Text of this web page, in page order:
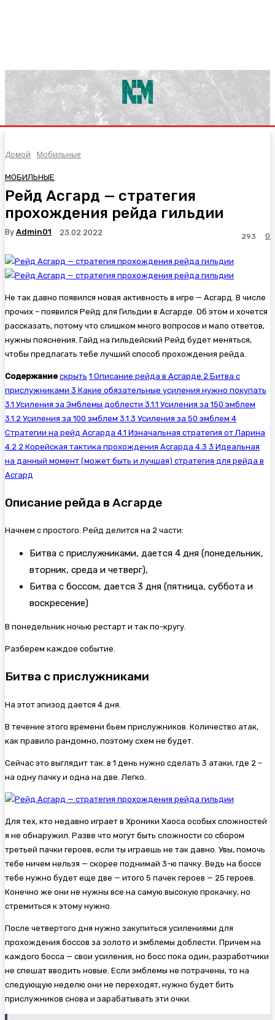
Домой Мобильные
МОБИЛЬНЫЕ
Рейд Асгард — стратегия
прохождения рейда гильдии
By Admin01 23.02.2022 0
293
Не так давно появился новая активность в игре — Асгард. В числе
прочих – появился Рейд для Гильдии в Асгарде. Об этом и хочется
рассказать, потому что слишком много вопросов и мало ответов,
нужны пояснения. Гайд на гильдейский Рейд будет меняться,
чтобы предлагать тебе лучший способ прохождения рейда.
Содержание скрыть 1 Описание рейда в Асгарде 2 Битва с
прислужниками 3 Какие обязательные усиления нужно покупать
3.1 Усиления за Эмблемы доблести 3.1.1 Усиления за 150 эмблем
3.1.2 Усиления за 100 эмблем 3.1.3 Усиления за 50 эмблем 4
Стратегии на рейд Асгарда 4.1 Изначальная стратегия от Ларина
4.2 2 Корейская тактика прохождения Асгарда 4.3 3 Идеальная
на данный момент (может быть и лучшая) стратегия для рейда в
Асгард
Описание рейда в Асгарде
Начнем с простого. Рейд делится на 2 части:
Битва с прислужниками, дается 4 дня (понедельник,
вторник, среда и четверг),
Битва с боссом, дается 3 дня (пятница, суббота и
воскресение)
В понедельник ночью рестарт и так по-кругу.
Разберем каждое событие.
Битва с прислужниками
На этот эпизод дается 4 дня.
В течение этого времени бьем прислужников. Количество атак,
как правило рандомно, поэтому схем не будет.
Сейчас это выглядит так: в 1 день нужно сделать 3 атаки, где 2 –
на одну пачку и одна на две. Легко.
Для тех, кто недавно играет в Хроники Хаоса особых сложностей
я не обнаружил. Разве что могут быть сложности со сбором
третьей пачки героев, если ты играешь не так давно. Увы, помочь
тебе ничем нельзя — скорее поднимай 3-ю пачку. Ведь на боссе
тебе нужно будет еще две — итого 5 пачек героев — 25 героев.
Конечно же они не нужны все на самую высокую прокачку, но
стремиться к этому нужно.
После четвертого дня нужно закупиться усилениями для
прохождения боссов за золото и эмблемы доблести. Причем на
каждого босса — свои усиления, но босс пока один, разработчики
не спешат вводить новые. Если эмблемы не потрачены, то на
следующую неделю они не переходят, нужно будет бить
прислужников снова и зарабатывать эти очки.